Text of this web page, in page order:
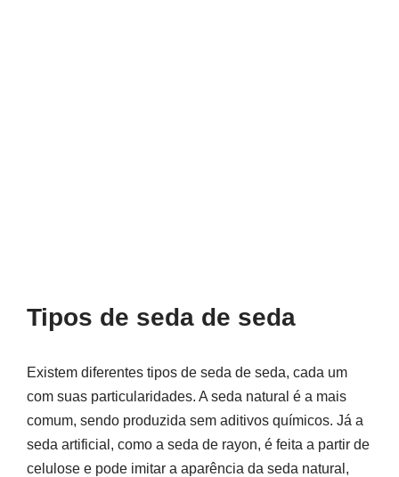
Tipos de seda de seda
Existem diferentes tipos de seda de seda, cada um
com suas particularidades. A seda natural é a mais
comum, sendo produzida sem aditivos químicos. Já a
seda artificial, como a seda de rayon, é feita a partir de
celulose e pode imitar a aparência da seda natural,